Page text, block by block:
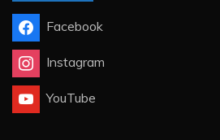
Facebook
Instagram
YouTube